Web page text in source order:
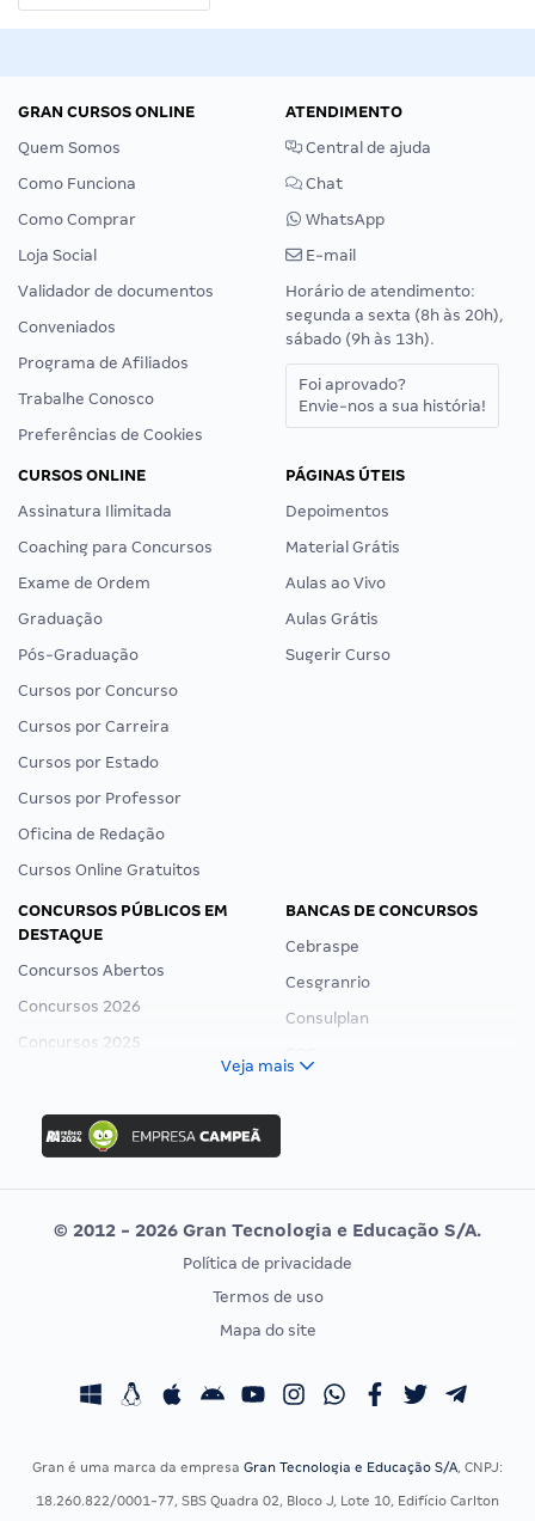
GRAN CURSOS ONLINE
Quem Somos
Como Funciona
Como Comprar
Loja Social
Validador de documentos
Conveniados
Programa de Afiliados
Trabalhe Conosco
Preferências de Cookies
ATENDIMENTO
Central de ajuda
Chat
WhatsApp
E-mail
Horário de atendimento:
segunda a sexta (8h às 20h),
sábado (9h às 13h).
Foi aprovado?
Envie-nos a sua história!
CURSOS ONLINE
Assinatura Ilimitada
Coaching para Concursos
Exame de Ordem
Graduação
Pós-Graduação
Cursos por Concurso
Cursos por Carreira
Cursos por Estado
Cursos por Professor
Oficina de Redação
Cursos Online Gratuitos
PÁGINAS ÚTEIS
Depoimentos
Material Grátis
Aulas ao Vivo
Aulas Grátis
Sugerir Curso
CONCURSOS PÚBLICOS EM
DESTAQUE
Concursos Abertos
Concursos 2026
Concursos 2025
Concurso Ibama
Concurso MPU
Editais publicados
BANCAS DE CONCURSOS
Cebraspe
Cesgranrio
Consulplan
Vunesp
CONCURSOS POR PROFISSÃO
Concursos Fiscais
EXAME DE ORDEM
Calendário OAB
Veja mais
© 2012 - 2026 Gran Tecnologia e Educação S/A.
Política de privacidade
Termos de uso
Mapa do site
Gran é uma marca da empresa Gran Tecnologia e Educação S/A, CNPJ:
18.260.822/0001-77, SBS Quadra 02, Bloco J, Lote 10, Edifício Carlton